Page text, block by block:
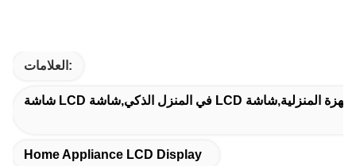
العلامات:
Home Appliance LCD Display